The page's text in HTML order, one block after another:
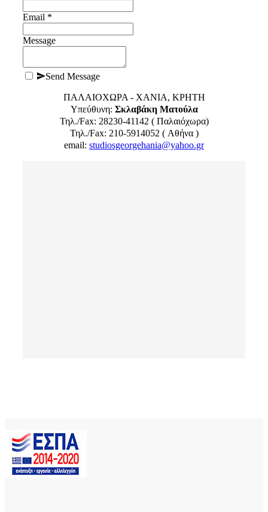
Email *
Message
Send Message
ΠΑΛΑΙΟΧΩΡΑ - ΧΑΝΙΑ, ΚΡΗΤΗ
Υπεύθυνη: Σκλαβάκη Ματούλα
Τηλ./Fax: 28230-41142 ( Παλαιόχωρα)
Τηλ./Fax: 210-5914052 ( Αθήνα )
email: studiosgeorgehania@yahoo.gr